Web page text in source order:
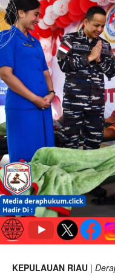
KEPULAUAN RIAU |